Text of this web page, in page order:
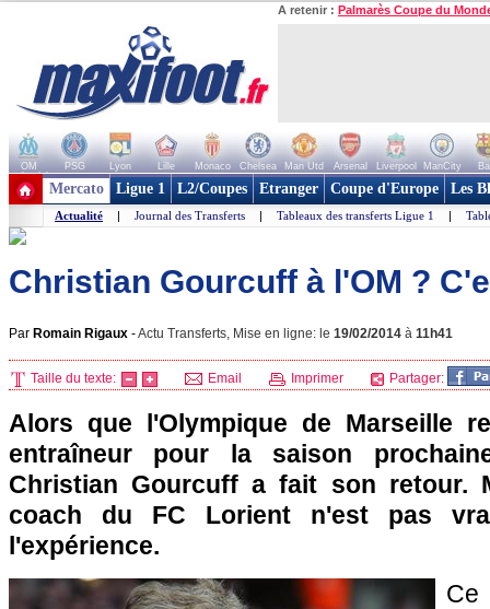
A retenir : Palmarès Coupe du
OM PSG Lyon Lille Monaco Chelsea Man Utd Arsenal Liverpool ManCity
+ de clubs
Mercato Ligue 1 L2/Coupes Etranger Coupe d'Europe Les
Actualité | Journal des Transferts | Tableaux des transferts Ligue 1 |
Christian Gourcuff à l'OM ?
Par Romain Rigaux -Actu Transferts, Mise en ligne: le 19/02/2014 à 11h41
Taille du texte: Email Imprimer Partager:
Alors que l'Olympique de Marseille
entraîneur pour la saison
Christian Gourcuff a fait son retour.
coach du FC Lorient n'est pas
l'expérience.
Ce